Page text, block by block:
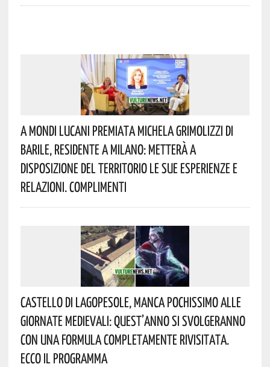
A Mondi Lucani Premiata Michela Grimolizzi Di
Barile, Residente A Milano: Metterà A
Disposizione Del Territorio Le Sue Esperienze E
Relazioni. Complimenti
Castello Di Lagopesole, Manca Pochissimo Alle
Giornate Medievali: Quest’anno Si Svolgeranno
Con Una Formula Completamente Rivisitata.
Ecco Il Programma